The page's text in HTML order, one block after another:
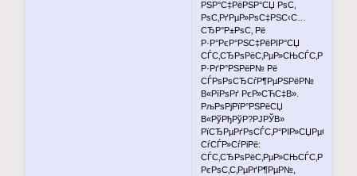
РЅР°С‡РёРЅР°СЏ РѕС‚
РѕС‚РґРµР»РѕС‡РЅС‹С…
СЂР°Р±РѕС‚ Рё
Р·Р°РєР°РЅС‡РёРІР°СЏ
СЃС‚СЂРѕРёС‚РµР»СЊСЃС‚РІРѕРј
Р·РґР°РЅРёР№ Рё
СЃРѕРѕСЂСѓР¶РµРЅРёР№
В«РїРѕРґ РєР»СЋС‡В».
РљРѕРјРїР°РЅРёСЏ
В«РўРђРўР?РЈРЎВ»
РїСЂРµРґРѕСЃС‚Р°РІР»СЏРµС‚
СѓСЃР»СѓРіРё:
СЃС‚СЂРѕРёС‚РµР»СЊСЃС‚РІРѕ
РєРѕС‚С‚РµРґР¶РµР№,